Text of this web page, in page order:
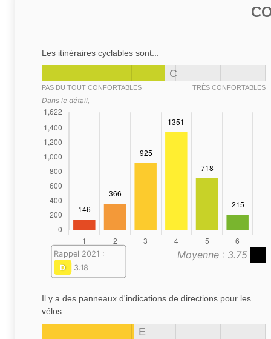
Les itinéraires cyclables sont...
C
PAS DU TOUT CONFORTABLES TRÈS CONFORTABLES
Dans le détail,
Moyenne : 3.75
Rappel 2021 :
D
3.18
Il y a des panneaux d'indications de directions pour les
vélos
E